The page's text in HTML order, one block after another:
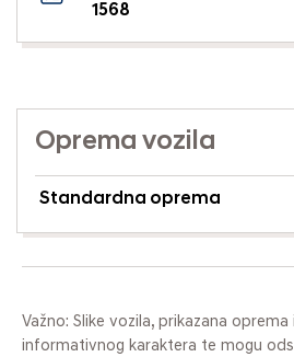
1568
Oprema vozila
Standardna oprema
Važno: Slike vozila, prikazana oprema
informativnog karaktera te mogu